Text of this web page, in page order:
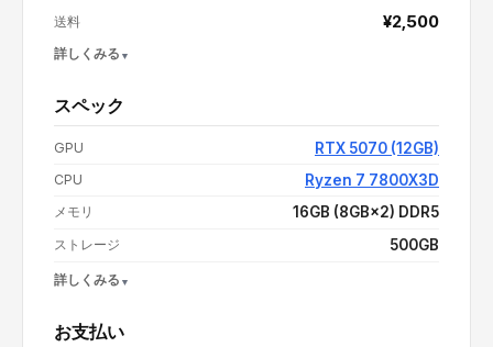
送料 ¥2,500
詳しくみる
支払い額（値引き・送料込み） ¥341,500
スペック
GPU RTX 5070 (12GB)
CPU Ryzen 7 7800X3D
メモリ 16GB (8GB×2) DDR5
ストレージ 500GB
詳しくみる
電源
お支払い